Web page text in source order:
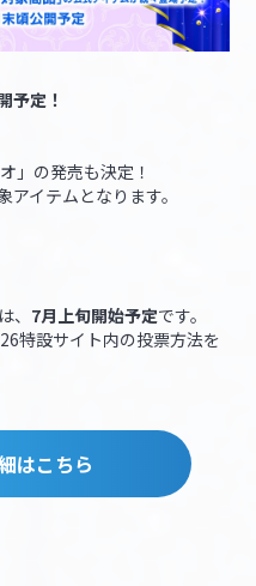
予定！
」の発売も決定！
イテムとなります。
7月上旬開始予定です。
特設サイト内の投票方法を
はこちら